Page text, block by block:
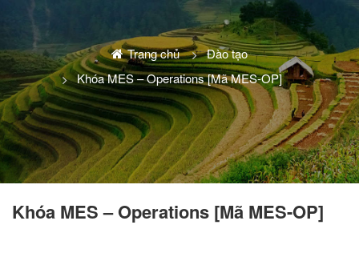
Trang chủ
Đào tạo
Khóa MES – Operations [Mã MES-OP]
Khóa MES – Operations [Mã MES-OP]